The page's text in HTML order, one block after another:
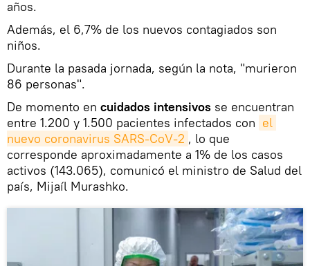
años.
Además, el 6,7% de los nuevos contagiados son
niños.
Durante la pasada jornada, según la nota, "murieron
86 personas".
De momento en cuidados intensivos se encuentran
entre 1.200 y 1.500 pacientes infectados con el
nuevo coronavirus SARS-CoV-2 , lo que
corresponde aproximadamente a 1% de los casos
activos (143.065), comunicó el ministro de Salud del
país, Mijaíl Murashko.